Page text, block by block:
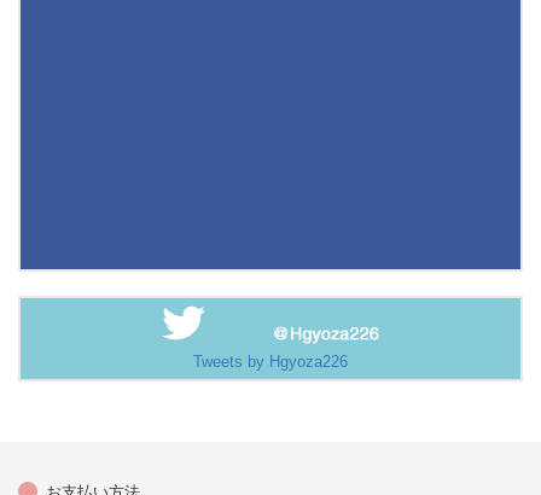
Tweets by Hgyoza226